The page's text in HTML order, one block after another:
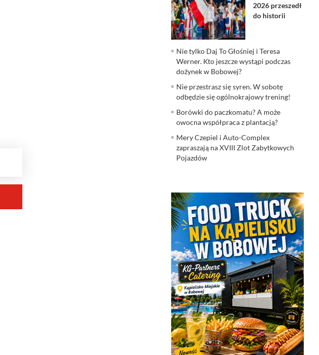
2026 przeszedł
do historii
Nie tylko Daj To Głośniej i Teresa
Werner. Kto jeszcze wystąpi podczas
dożynek w Bobowej?
Nie przestrasz się syren. W sobotę
odbędzie się ogólnokrajowy trening!
Borówki do paczkomatu? A może
owocna współpraca z plantacją?
Mery Czepiel i Auto-Complex
zapraszają na XVIII Zlot Zabytkowych
Pojazdów